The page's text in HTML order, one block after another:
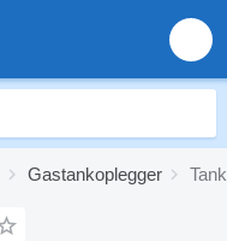
Gastankoplegger